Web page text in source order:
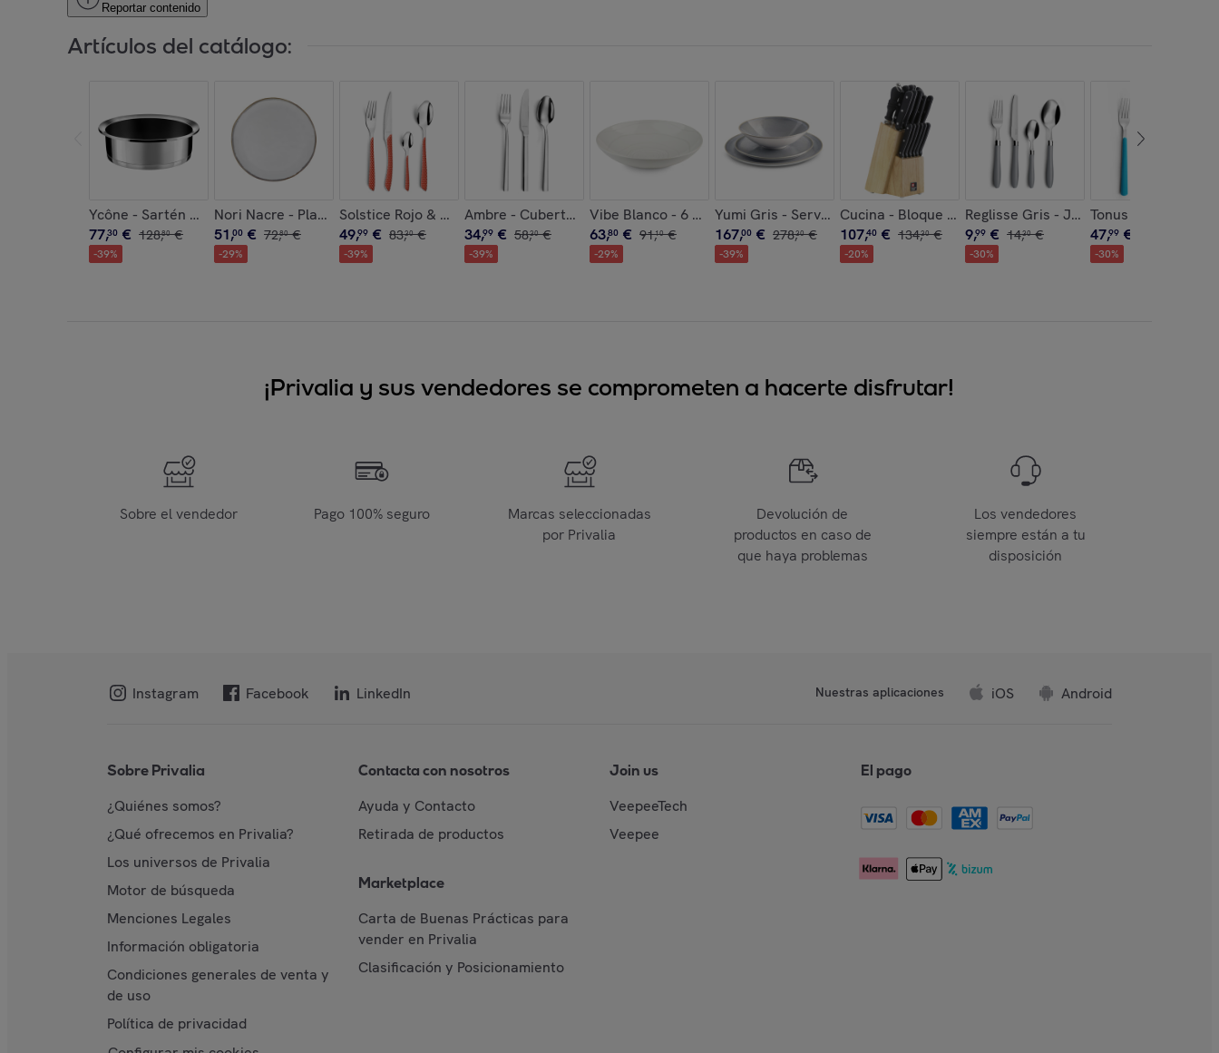
Reportar contenido
Artículos del catálogo:
Ycône - Sartén honda de 24 cm con revestimiento cerámico
77,30 € 128,80 €
-39%
Nori Nacre - Plato de postre 20 cm (Jugo de 6)
51,00 € 72,80 €
-29%
Solstice Rojo & Blanco - Cubertería de 24 piezas
49,99 € 83,30 €
-39%
Ambre - Cubertería de 18 piezas para entrada, queso, postre
34,99 € 58,30 €
-39%
Vibe Blanco - 6 plato gourmet
63,80 € 91,10 €
-29%
Yumi Gris - Servicio de vajilla de 18 piezas
167,00 € 278,30 €
-39%
Cucina - Bloque de 15 piezas
107,40 € 134,30 €
-20%
Reglisse Gris - Juego de cubiertos de
9,99 € 14,30 €
-30%
Tonus Azul
47,99 €
-30%
¡Privalia y sus vendedores se comprometen a hacerte disfrutar!
Sobre el vendedor Pago 100% seguro
Marcas seleccionadas
por Privalia
Devolución de
productos en caso de
que haya problemas
Los vendedores
siempre están a tu
disposición
Instagram Facebook LinkedIn Nuestras aplicaciones iOS Android
Sobre Privalia
¿Quiénes somos?
¿Qué ofrecemos en Privalia?
Los universos de Privalia
Motor de búsqueda
Menciones Legales
Información obligatoria
Condiciones generales de venta y
de uso
Política de privacidad
Contacta con nosotros
Ayuda y Contacto
Retirada de productos
Marketplace
Carta de Buenas Prácticas para
vender en Privalia
Clasificación y Posicionamiento
Join us
VeepeeTech
Veepee
El pago